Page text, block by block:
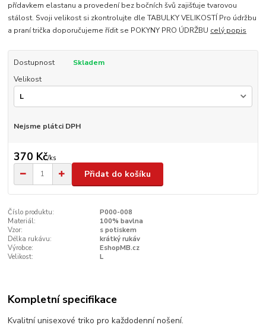
přídavkem elastanu a provedení bez bočních švů zajišťuje tvarovou
stálost. Svoji velikost si zkontrolujte dle TABULKY VELIKOSTÍ Pro údržbu
a praní trička doporučujeme řídit se POKYNY PRO ÚDRŽBU celý popis
Dostupnost
Skladem
Velikost
Nejsme plátci DPH
370 Kč/ks
Přidat do košíku
Číslo produktu:
P000-008
Materiál:
100% bavlna
Vzor:
s potiskem
Délka rukávu:
krátký rukáv
Výrobce:
EshopMB.cz
Velikost:
L
Kompletní specifikace
Kvalitní unisexové triko pro každodenní nošení.